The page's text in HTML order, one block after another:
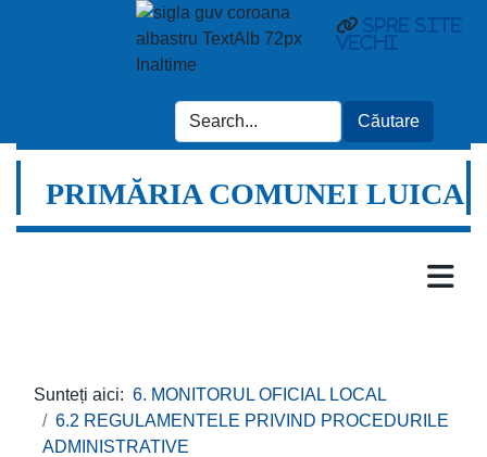
Spre site
vechi
PRIMĂRIA COMUNEI LUICA
Sunteți aici: 6. MONITORUL OFICIAL LOCAL
6.2 REGULAMENTELE PRIVIND PROCEDURILE
ADMINISTRATIVE